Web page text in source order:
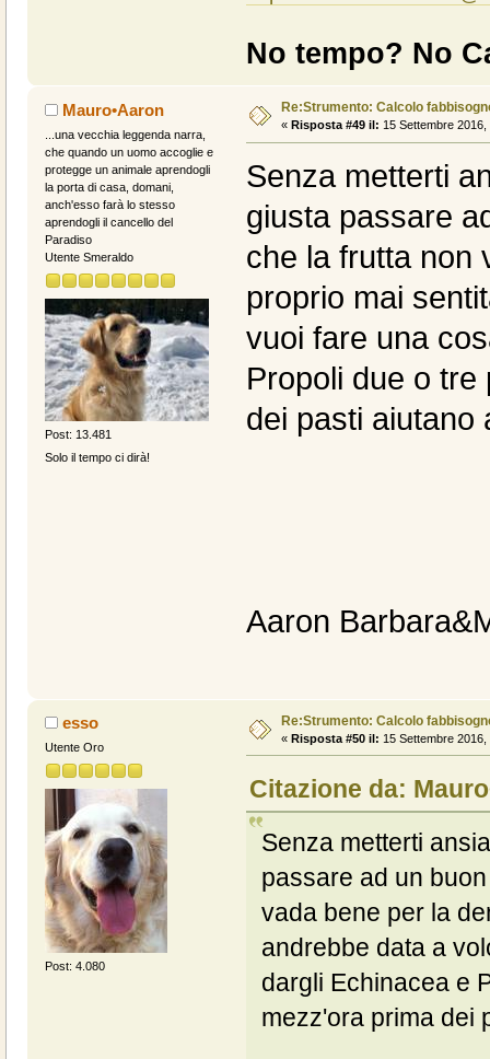
No tempo? No
Mauro•Aaron
...una vecchia leggenda narra,
che quando un uomo accoglie e
protegge un animale aprendogli
la porta di casa, domani,
anch'esso farà lo stesso
aprendogli il cancello del
Paradiso
Utente Smeraldo
Post: 13.481
Solo il tempo ci dirà!
Re:Strumento: Calcolo
« Risposta #49 il: 15 Settembre 2016,
Senza metterti
giusta passare
che la frutta non
proprio mai
vuoi fare una
Propoli due o
dei pasti aiutano
Aaron
esso
Utente Oro
Post: 4.080
Re:Strumento: Calcolo
« Risposta #50 il: 15 Settembre 2016,
Citazione da:
Senza metterti
passare ad un
vada bene per la
andrebbe data a
dargli Echinacea e
mezz'ora prima dei